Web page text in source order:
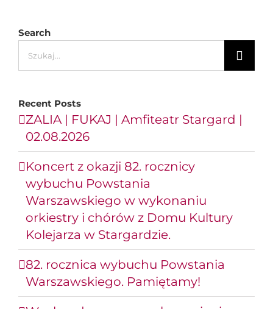
Search
Recent Posts
ZALIA | FUKAJ | Amfiteatr Stargard |
02.08.2026
Koncert z okazji 82. rocznicy
wybuchu Powstania
Warszawskiego w wykonaniu
orkiestry i chórów z Domu Kultury
Kolejarza w Stargardzie.
82. rocznica wybuchu Powstania
Warszawskiego. Pamiętamy!